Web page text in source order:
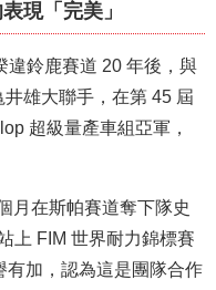
現「完美」
違鈴鹿賽道 20 年後，與
雄大聯手，在第 45 屆
超級量產車組亞軍，
月在斯帕賽道奪下隊史
上 FIM 世界耐力錦標賽
有加，認為這是團隊合作